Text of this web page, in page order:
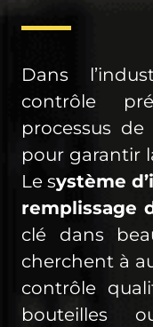
Dans
contrôle
processus
pour garantir
Le système
remplissage
clé dans
cherchent à
contrôle
bouteilles